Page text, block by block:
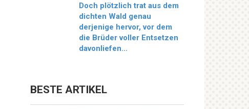
Doch plötzlich trat aus dem
dichten Wald genau
derjenige hervor, vor dem
die Brüder voller Entsetzen
davonliefen…
BESTE ARTIKEL